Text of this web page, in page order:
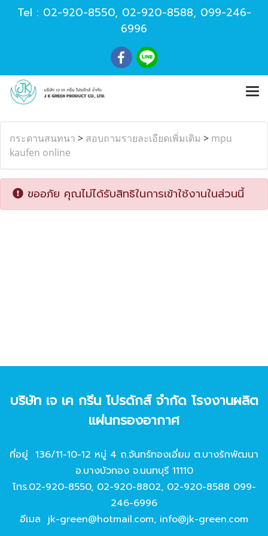
Tel : 02-920-8550, 02-920-8588, 099-246-
6996
กระดานสนทนา > สอบถามรายละเอียดเพิ่มเติม > mpu
kaufen online
ขออภัย คุณไม่ได้รับสิทธิในการเข้าใช้งานในส่วนนี้
บริษัท เจ เค กรีน โปรดักส์ จํากัด โรงงานผลิต
แผ่นกรองอากาศ
ที่อยู่ 136/11-10-12 หมู่ 4 ถ.จันทร์ทองเอี่ยม ต.บางรักพัฒนา
อ.บางบัวทอง จ.นนทบุรี 11110
โทร.02-920-8550, 02-920-8802, 02-920-8588 099-
246-6996
อีเมล jk-green@hotmail.com, info@jk-green.com